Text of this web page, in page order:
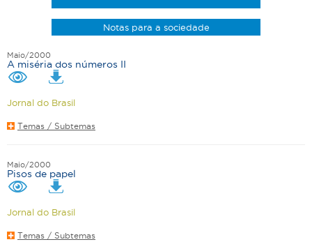
Notas para a sociedade
Maio/2000
A miséria dos números II
Jornal do Brasil
Temas / Subtemas
Maio/2000
Pisos de papel
Jornal do Brasil
Temas / Subtemas